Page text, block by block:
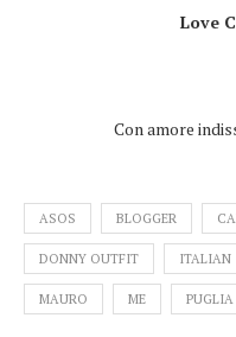
Love
Con amore
ASOS BLOGGER
DONNY OUTFIT ITALIAN
MAURO ME PUGLIA